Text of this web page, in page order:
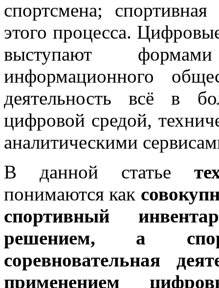
спортсмена; спортивная
этого процесса.
выступают
информационного
деятельность всё в
цифровой средой,
аналитическими
В данной статье
понимаются как
спортивный
решением, а
соревновательная
применением